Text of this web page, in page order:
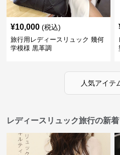
¥10,000 (税込)
旅行用レディースリュック 幾何
学模様 黒革調
人気アイテ
レディースリュック旅行の新